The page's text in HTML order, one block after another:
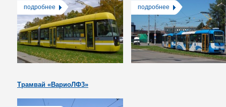
подробнее подробнее
Трамвай «ВариоЛФ3»